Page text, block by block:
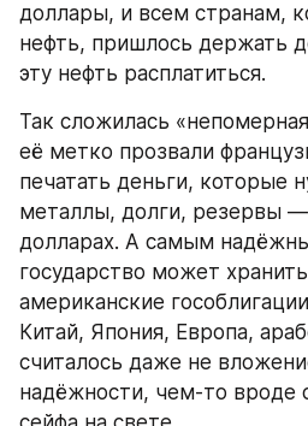
доллары, и всем странам,
нефть, пришлось держать
эту нефть расплатиться.
Так сложилась
её метко прозвали
печатать деньги, которые
металлы, долги, резервы —
долларах. А самым
государство может
американские
Китай, Япония, Европа,
считалось даже не
надёжности, чем-то вроде